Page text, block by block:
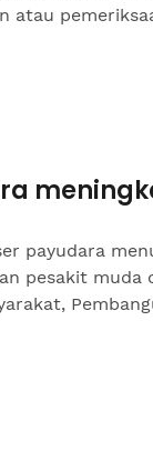
atau
payudara
pesakit muda